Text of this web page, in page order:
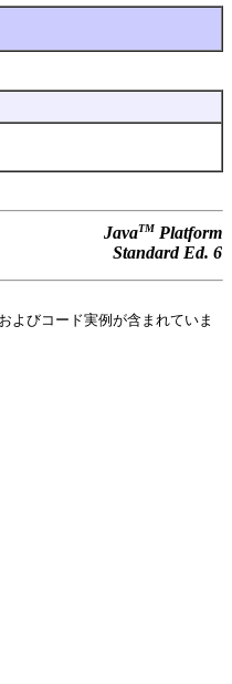
JavaTM Platform
Standard Ed. 6
よびコード実例が含まれていま